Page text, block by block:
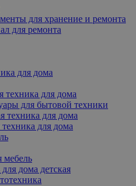
для хранение и ремонта
для ремонта
для дома
техника для дома
для бытовой техники
техника для дома
для дома
мебель
дома детская